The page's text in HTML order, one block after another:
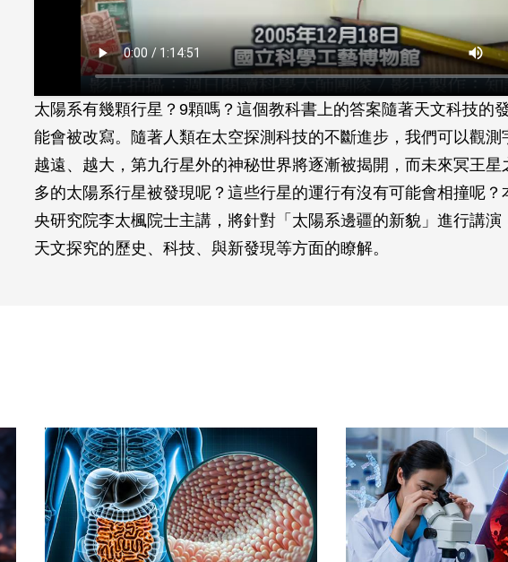
太陽系有幾顆行星？9顆嗎？這個教科書上的答案隨著天文科技的
能會被改寫。隨著人類在太空探測科技的不斷進步，我們可以觀測
越遠、越大，第九行星外的神秘世界將逐漸被揭開，而未來冥王星
多的太陽系行星被發現呢？這些行星的運行有沒有可能會相撞呢？
央研究院李太楓院士主講，將針對「太陽系邊疆的新貌」進行講演
天文探究的歷史、科技、與新發現等方面的瞭解。